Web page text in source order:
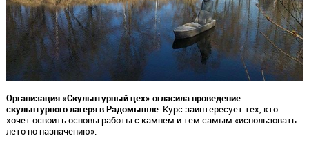
Организация «Скульптурный цех» огласила проведение
скульптурного лагеря в Радомышле. Курс заинтересует тех, кто
хочет освоить основы работы с камнем и тем самым «использовать
лето по назначению».